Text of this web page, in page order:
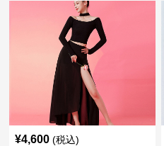
¥4,600 (税込)